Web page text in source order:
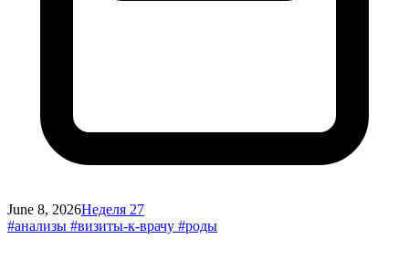
June 8, 2026Неделя 27
#анализы #визиты-к-врачу #роды